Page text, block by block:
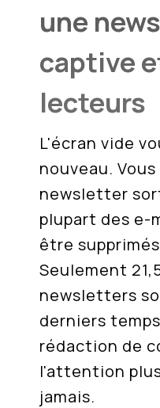
une
captive
lecteurs
L'écran vide
nouveau.
newsletter
plupart des e-
être
Seulement
newsletters
derniers
rédaction de
l'attention
jamais.